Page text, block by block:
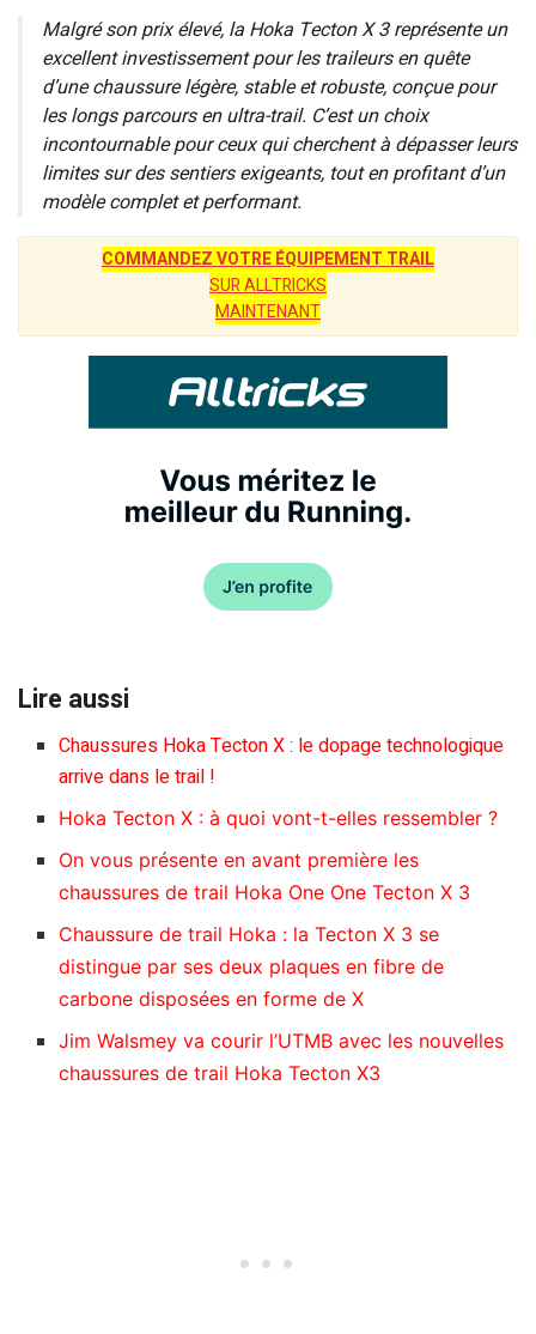
Malgré son prix élevé, la Hoka Tecton X 3 représente un
excellent investissement pour les traileurs en quête
d’une chaussure légère, stable et robuste, conçue pour
les longs parcours en ultra-trail. C’est un choix
incontournable pour ceux qui cherchent à dépasser leurs
limites sur des sentiers exigeants, tout en profitant d’un
modèle complet et performant.
COMMANDEZ VOTRE ÉQUIPEMENT TRAIL
SUR ALLTRICKS
MAINTENANT
Lire aussi
Chaussures Hoka Tecton X : le dopage technologique
arrive dans le trail !
Hoka Tecton X : à quoi vont-t-elles ressembler ?
On vous présente en avant première les
chaussures de trail Hoka One One Tecton X 3
Chaussure de trail Hoka : la Tecton X 3 se
distingue par ses deux plaques en fibre de
carbone disposées en forme de X
Jim Walsmey va courir l’UTMB avec les nouvelles
chaussures de trail Hoka Tecton X3